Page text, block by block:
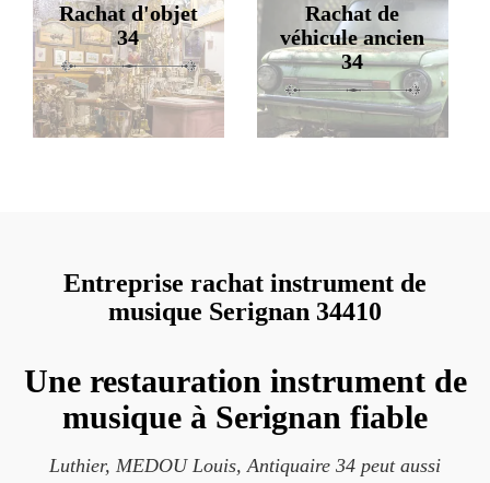
Rachat d'objet
34
Rachat de
véhicule ancien
34
Entreprise rachat instrument de
musique Serignan 34410
Une restauration instrument de
musique à Serignan fiable
Luthier, MEDOU Louis, Antiquaire 34 peut aussi